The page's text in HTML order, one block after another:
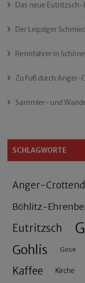
Das neue Eutritzsch-
Der Leipziger
Rennfahrer in
Zu Fuß durch
Sammler- und
SCHLAGWORTE
Anger-
Böhlitz-
Eutritzsch
Gohlis Gose
Kaffee Kirche